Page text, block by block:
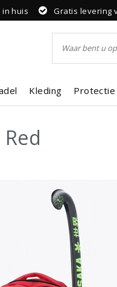
in huis Gratis levering
Kleding Protectie